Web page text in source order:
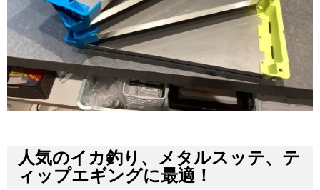
人気のイカ釣り、メタルスッテ、テ
ィップエギングに最適！